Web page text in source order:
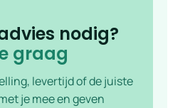
nodig?
graag
levertijd of de juiste
je mee en geven